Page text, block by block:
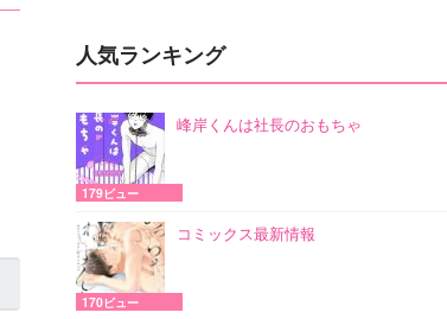
人気ランキング
峰岸くんは社長のおもちゃ
179ビュー
コミックス最新情報
170ビュー